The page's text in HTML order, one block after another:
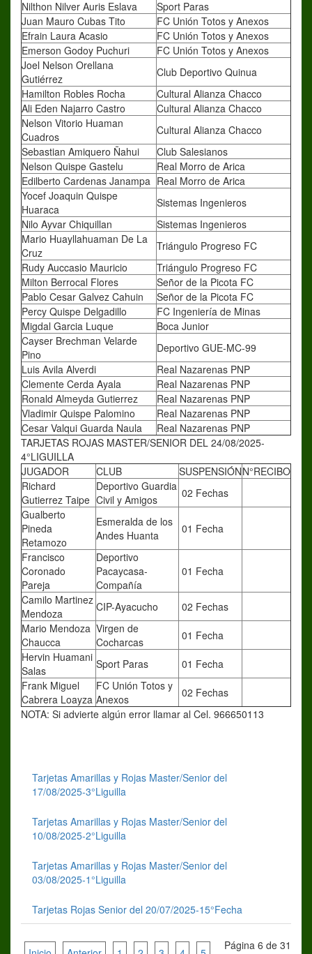
Nilthon Nilver Auris Eslava
Sport Paras
Juan Mauro Cubas Tito
FC Unión Totos y Anexos
Efrain Laura Acasio
FC Unión Totos y Anexos
Emerson Godoy Puchuri
FC Unión Totos y Anexos
Joel Nelson Orellana
Gutiérrez
Club Deportivo Quinua
Hamilton Robles Rocha
Cultural Alianza Chacco
Ali Eden Najarro Castro
Cultural Alianza Chacco
Nelson Vitorio Huaman
Cuadros
Cultural Alianza Chacco
Sebastian Amiquero Ñahui
Club Salesianos
Nelson Quispe Gastelu
Real Morro de Arica
Edilberto Cardenas Janampa Real Morro de Arica
Yocef Joaquin Quispe
Huaraca
Sistemas Ingenieros
Nilo Ayvar Chiquillan
Sistemas Ingenieros
Mario Huayllahuaman De La
Cruz
Triángulo Progreso FC
Rudy Auccasio Mauricio
Triángulo Progreso FC
Milton Berrocal Flores
Señor de la Picota FC
Pablo Cesar Galvez Cahuin
Señor de la Picota FC
Percy Quispe Delgadillo
FC Ingeniería de Minas
Migdal Garcia Luque
Boca Junior
Cayser Brechman Velarde
Pino
Deportivo GUE-MC-99
Luis Avila Alverdi
Real Nazarenas PNP
Clemente Cerda Ayala
Real Nazarenas PNP
Ronald Almeyda Gutierrez
Real Nazarenas PNP
Vladimir Quispe Palomino
Real Nazarenas PNP
Cesar Valqui Guarda Naula
Real Nazarenas PNP
TARJETAS ROJAS MASTER/SENIOR DEL 24/08/2025-
4°LIGUILLA
JUGADOR
CLUB SUSPENSIÓNN°RECIBO
Richard
Gutierrez Taipe
Deportivo Guardia
Civil y Amigos
02 Fechas
Gualberto
Pineda
Retamozo
Esmeralda de los
Andes Huanta
01 Fecha
Francisco
Coronado
Pareja
Deportivo
Pacaycasa-
Compañía
01 Fecha
Camilo Martinez
Mendoza
CIP-Ayacucho
02 Fechas
Mario Mendoza
Chaucca
Virgen de
Cocharcas
01 Fecha
Hervin Huamani
Salas
Sport Paras
01 Fecha
Frank Miguel
Cabrera Loayza
FC Unión Totos y
Anexos
02 Fechas
NOTA: Si advierte algún error llamar al Cel. 966650113
Tarjetas Amarillas y Rojas Master/Senior del
17/08/2025-3°Liguilla
Tarjetas Amarillas y Rojas Master/Senior del
10/08/2025-2°Liguilla
Tarjetas Amarillas y Rojas Master/Senior del
03/08/2025-1°Liguilla
Tarjetas Rojas Senior del 20/07/2025-15°Fecha
Página 6 de 31